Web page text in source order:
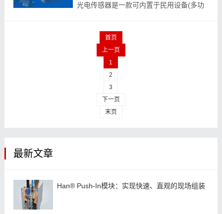
光电传感器是一款可内置于民用设备(多功
首页
上一页
1
2
3
下一页
末页
最新文章
Han® Push-In模块：实现快速、直观的现场组装